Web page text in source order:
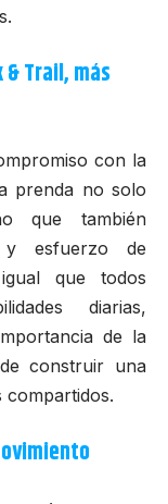
Trail, más
con la
prenda no solo
que también
y esfuerzo de
que todos
diarias,
de la
construir una
compartidos.